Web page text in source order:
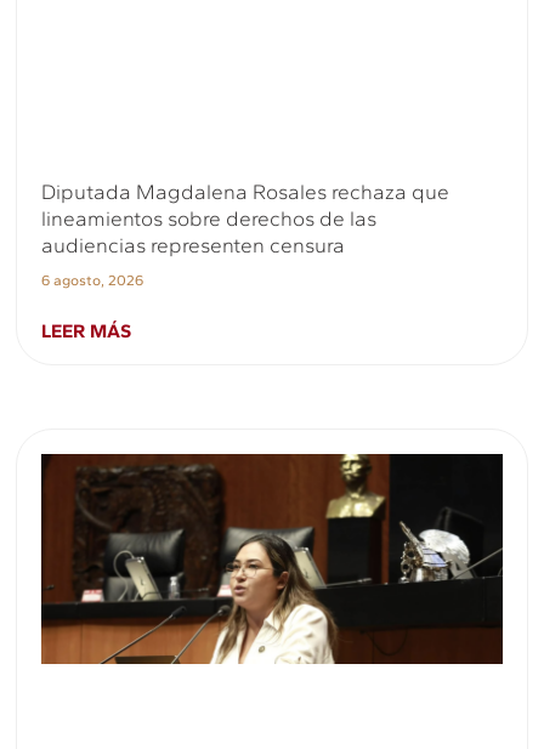
Diputada Magdalena Rosales rechaza que
lineamientos sobre derechos de las
audiencias representen censura
6 agosto, 2026
LEER MÁS